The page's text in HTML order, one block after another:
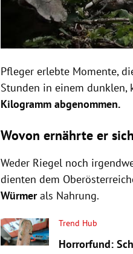
Pfleger erlebte Momente,
Stunden in einem dunklen,
Kilogramm abgenommen.
Wovon ernährte er
Weder Riegel noch
dienten dem
Würmerals Nahrung.
Trend Hub
Horrorfund: